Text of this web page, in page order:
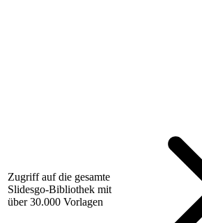
Zugriff auf die gesamte
Slidesgo-Bibliothek mit
über 30.000 Vorlagen